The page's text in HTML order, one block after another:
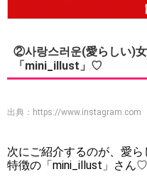
②사랑스러운(愛らしい)
「mini_illust」♡
出典： https://www.instagram.com
次にご紹介するのが、愛
特徴の「mini_illust」さん♡